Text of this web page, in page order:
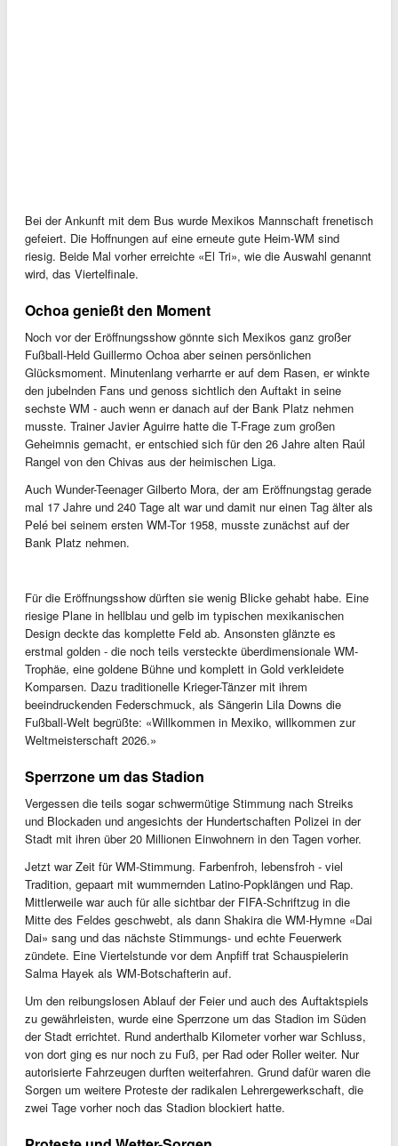
Bei der Ankunft mit dem Bus wurde Mexikos Mannschaft frenetisch
gefeiert. Die Hoffnungen auf eine erneute gute Heim-WM sind
riesig. Beide Mal vorher erreichte «El Tri», wie die Auswahl genannt
wird, das Viertelfinale.
Ochoa genießt den Moment
Noch vor der Eröffnungsshow gönnte sich Mexikos ganz großer
Fußball-Held Guillermo Ochoa aber seinen persönlichen
Glücksmoment. Minutenlang verharrte er auf dem Rasen, er winkte
den jubelnden Fans und genoss sichtlich den Auftakt in seine
sechste WM - auch wenn er danach auf der Bank Platz nehmen
musste. Trainer Javier Aguirre hatte die T-Frage zum großen
Geheimnis gemacht, er entschied sich für den 26 Jahre alten Raúl
Rangel von den Chivas aus der heimischen Liga.
Auch Wunder-Teenager Gilberto Mora, der am Eröffnungstag gerade
mal 17 Jahre und 240 Tage alt war und damit nur einen Tag älter als
Pelé bei seinem ersten WM-Tor 1958, musste zunächst auf der
Bank Platz nehmen.
Für die Eröffnungsshow dürften sie wenig Blicke gehabt habe. Eine
riesige Plane in hellblau und gelb im typischen mexikanischen
Design deckte das komplette Feld ab. Ansonsten glänzte es
erstmal golden - die noch teils versteckte überdimensionale WM-
Trophäe, eine goldene Bühne und komplett in Gold verkleidete
Komparsen. Dazu traditionelle Krieger-Tänzer mit ihrem
beeindruckenden Federschmuck, als Sängerin Lila Downs die
Fußball-Welt begrüßte: «Willkommen in Mexiko, willkommen zur
Weltmeisterschaft 2026.»
Sperrzone um das Stadion
Vergessen die teils sogar schwermütige Stimmung nach Streiks
und Blockaden und angesichts der Hundertschaften Polizei in der
Stadt mit ihren über 20 Millionen Einwohnern in den Tagen vorher.
Jetzt war Zeit für WM-Stimmung. Farbenfroh, lebensfroh - viel
Tradition, gepaart mit wummernden Latino-Popklängen und Rap.
Mittlerweile war auch für alle sichtbar der FIFA-Schriftzug in die
Mitte des Feldes geschwebt, als dann Shakira die WM-Hymne «Dai
Dai» sang und das nächste Stimmungs- und echte Feuerwerk
zündete. Eine Viertelstunde vor dem Anpfiff trat Schauspielerin
Salma Hayek als WM-Botschafterin auf.
Um den reibungslosen Ablauf der Feier und auch des Auftaktspiels
zu gewährleisten, wurde eine Sperrzone um das Stadion im Süden
der Stadt errichtet. Rund anderthalb Kilometer vorher war Schluss,
von dort ging es nur noch zu Fuß, per Rad oder Roller weiter. Nur
autorisierte Fahrzeugen durften weiterfahren. Grund dafür waren die
Sorgen um weitere Proteste der radikalen Lehrergewerkschaft, die
zwei Tage vorher noch das Stadion blockiert hatte.